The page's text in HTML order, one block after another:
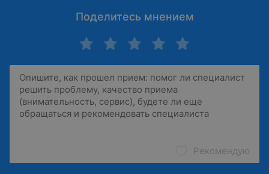
Поделитесь мнением
Рекомендую